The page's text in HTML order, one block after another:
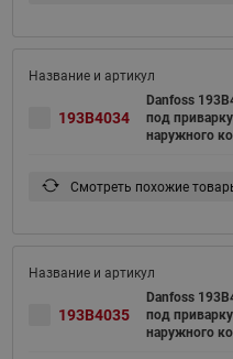
193B4034
Danfoss
под
наружного
Смотреть похожие
193B4035
Danfoss
под
наружного